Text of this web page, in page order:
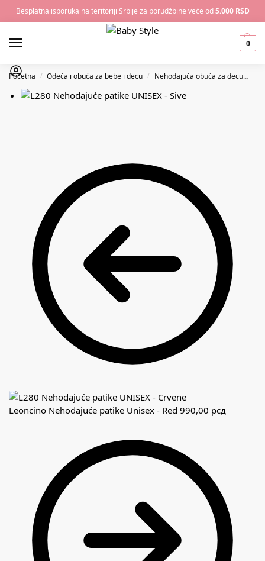
Besplatna isporuka na teritoriji Srbije za porudžbine veće od5.000 RSD
0
Početna / Odeća i obuća za bebe i decu / Nehodajuća obuća za decu
Leoncino Nehodajuće patike Unisex - Red 990,00 рсд